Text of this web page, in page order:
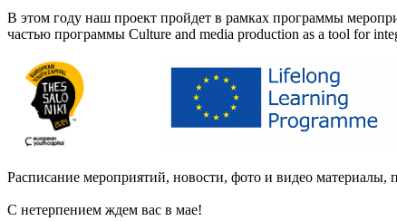
В этом году наш проект пройдет в рамках программы
частью программы Culture and media production as a tool for
Расписание мероприятий, новости, фото и видео
С нетерпением ждем вас в мае!